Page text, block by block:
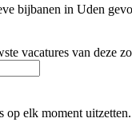
bijbanen in Uden
vacatures van deze
op elk moment uitzetten.